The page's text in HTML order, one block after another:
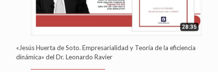
«Jesús Huerta de Soto. Empresarialidad y Teoría de la eficiencia
dinámica» del Dr. Leonardo Ravier